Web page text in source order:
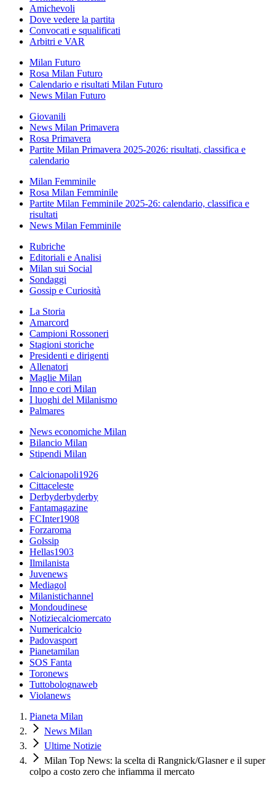
Amichevoli
Dove vedere la partita
Convocati e squalificati
Arbitri e VAR
Milan Futuro
Rosa Milan Futuro
Calendario e risultati Milan Futuro
News Milan Futuro
Giovanili
News Milan Primavera
Rosa Primavera
Partite Milan Primavera 2025-2026: risultati, classifica e
calendario
Milan Femminile
Rosa Milan Femminile
Partite Milan Femminile 2025-26: calendario, classifica e
risultati
News Milan Femminile
Rubriche
Editoriali e Analisi
Milan sui Social
Sondaggi
Gossip e Curiosità
La Storia
Amarcord
Campioni Rossoneri
Stagioni storiche
Presidenti e dirigenti
Allenatori
Maglie Milan
Inno e cori Milan
I luoghi del Milanismo
Palmares
News economiche Milan
Bilancio Milan
Stipendi Milan
Calcionapoli1926
Cittaceleste
Derbyderbyderby
Fantamagazine
FCInter1908
Forzaroma
Golssip
Hellas1903
Ilmilanista
Juvenews
Mediagol
Milanistichannel
Mondoudinese
Notiziecalciomercato
Numericalcio
Padovasport
Pianetamilan
SOS Fanta
Toronews
Tuttobolognaweb
Violanews
Pianeta Milan
News Milan
Ultime Notizie
Milan Top News: la scelta di Rangnick/Glasner e il super
colpo a costo zero che infiamma il mercato